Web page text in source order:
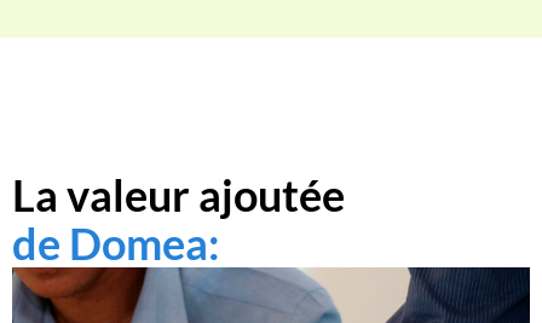
La valeur ajoutée
de Domea: